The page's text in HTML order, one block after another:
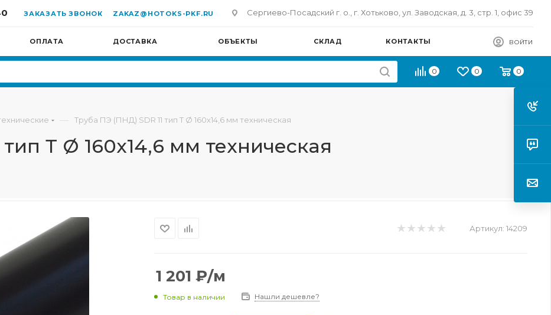
ЗАКАЗАТЬ ЗВОНОК ZAKAZ@HOTOKS-PKF.RU Сергиево-Посадский г. о., г. Хотьково, ул. Заводская, д. 3, стр. 1, офис 39
ОПЛАТА ДОСТАВКА ОБЪЕКТЫ СКЛАД КОНТАКТЫ ВОЙТИ
0 0 0
— Труба ПЭ (ПНД) SDR 11 тип Т Ø 160х14,6 мм техническая
Т Ø 160х14,6 мм техническая
Артикул: 14209
1 201 ₽/м
Товар в наличии Нашли дешевле?